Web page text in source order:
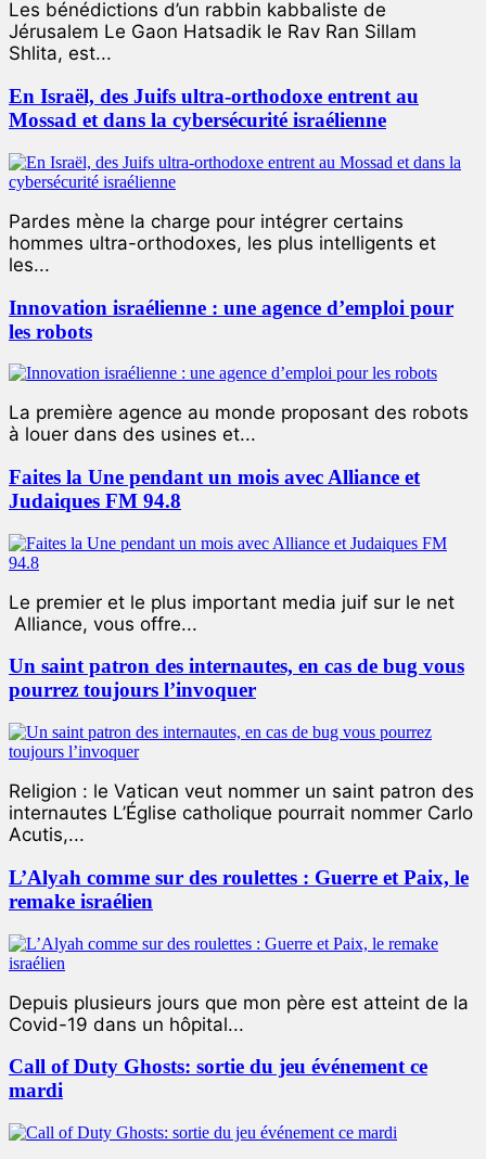
Les bénédictions d’un rabbin kabbaliste de
Jérusalem Le Gaon Hatsadik le Rav Ran Sillam
Shlita, est...
En Israël, des Juifs ultra-orthodoxe entrent au
Mossad et dans la cybersécurité israélienne
Pardes mène la charge pour intégrer certains
hommes ultra-orthodoxes, les plus intelligents et
les...
Innovation israélienne : une agence d’emploi pour
les robots
La première agence au monde proposant des robots
à louer dans des usines et...
Faites la Une pendant un mois avec Alliance et
Judaiques FM 94.8
Le premier et le plus important media juif sur le net
Alliance, vous offre...
Un saint patron des internautes, en cas de bug vous
pourrez toujours l’invoquer
Religion : le Vatican veut nommer un saint patron des
internautes L’Église catholique pourrait nommer Carlo
Acutis,...
L’Alyah comme sur des roulettes : Guerre et Paix, le
remake israélien
Depuis plusieurs jours que mon père est atteint de la
Covid-19 dans un hôpital...
Call of Duty Ghosts: sortie du jeu événement ce
mardi